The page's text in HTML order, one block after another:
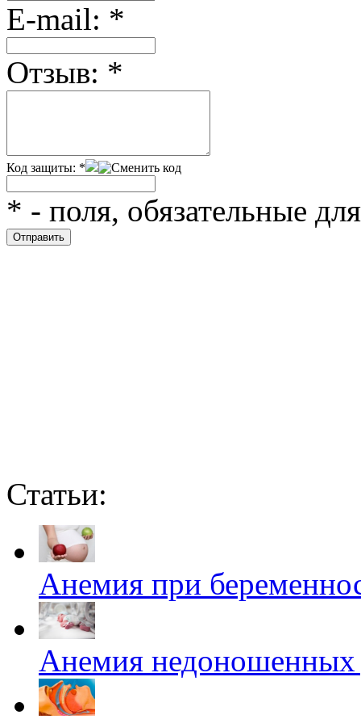
Е-mail: *
Отзыв: *
Код защиты: *
* - поля, обязательные
Статьи:
Анемия при
Анемия недоношенных